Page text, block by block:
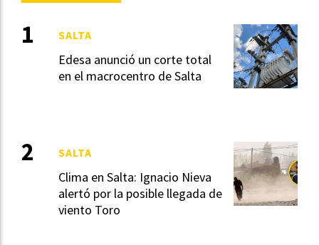
Edesa anunció un corte total
en el macrocentro de Salta
SALTA
Clima en Salta: Ignacio Nieva
alertó por la posible llegada de
viento Toro
SALTA